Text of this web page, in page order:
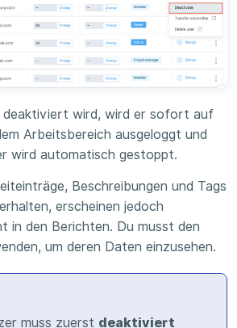
deaktiviert wird, wird er sofort auf
Arbeitsbereich ausgeloggt und
wird automatisch gestoppt.
Beschreibungen und Tags
erscheinen jedoch
in den Berichten. Du musst den
um deren Daten einzusehen.
muss zuerst deaktiviert